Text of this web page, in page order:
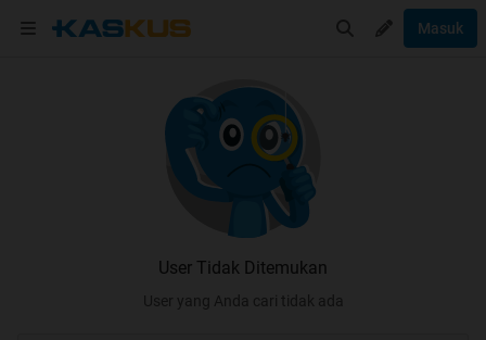
Masuk
User Tidak Ditemukan
User yang Anda cari tidak ada